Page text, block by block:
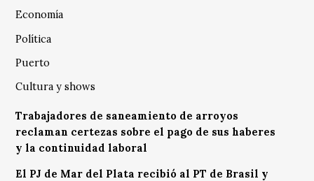
Economía
Política
Puerto
Cultura y shows
Trabajadores de saneamiento de arroyos
reclaman certezas sobre el pago de sus haberes
y la continuidad laboral
El PJ de Mar del Plata recibió al PT de Brasil y